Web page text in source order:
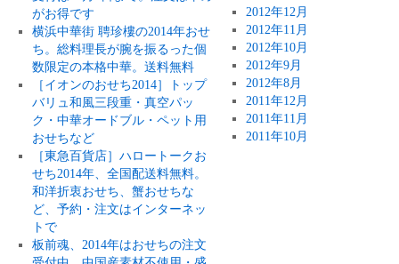
がお得です
横浜中華街 聘珍樓の2014年おせ
ち。総料理長が腕を振るった個
数限定の本格中華。送料無料
［イオンのおせち2014］トップ
バリュ和風三段重・真空パッ
ク・中華オードブル・ペット用
おせちなど
［東急百貨店］ハロートークお
せち2014年、全国配送料無料。
和洋折衷おせち、蟹おせちな
ど、予約・注文はインターネッ
トで
板前魂、2014年はおせちの注文
2012年12月
2012年11月
2012年10月
2012年9月
2012年8月
2011年12月
2011年11月
2011年10月